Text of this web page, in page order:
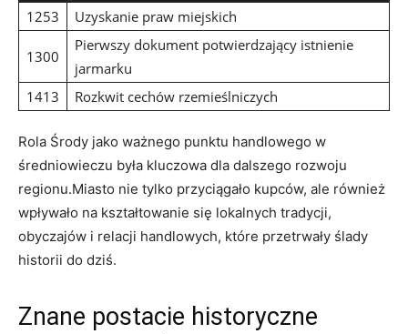
1253
Uzyskanie praw miejskich
1300
Pierwszy dokument potwierdzający istnienie
jarmarku
1413
Rozkwit cechów rzemieślniczych
Rola Środy jako ważnego punktu handlowego w
średniowieczu była kluczowa dla dalszego rozwoju
regionu.Miasto nie tylko przyciągało kupców, ale również
wpływało na kształtowanie się lokalnych tradycji,
obyczajów i relacji handlowych, które przetrwały ślady
historii do dziś.
Znane postacie historyczne